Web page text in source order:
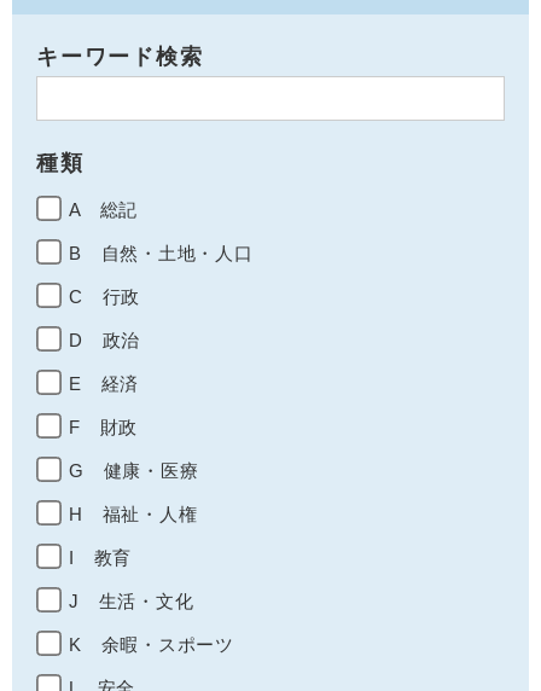
キーワード検索
種類
A 総記
B 自然・土地・人口
C 行政
D 政治
E 経済
F 財政
G 健康・医療
H 福祉・人権
I 教育
J 生活・文化
K 余暇・スポーツ